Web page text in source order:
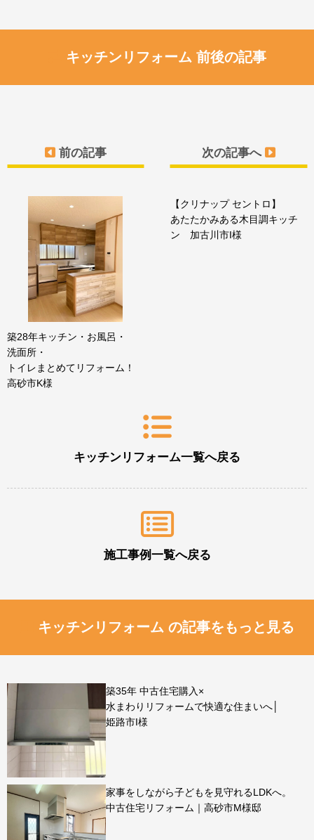
キッチンリフォーム 前後の記事
前の記事
築28年キッチン・お風呂・
洗面所・
トイレまとめてリフォーム！
高砂市K様
キッチンリフォーム一覧へ戻る
施工事例一覧へ戻る
次の記事へ
【クリナップ セントロ】
あたたかみある木目調キッチ
ン 加古川市I様
キッチンリフォーム の記事をもっと見る
築35年 中古住宅購入×
水まわりリフォームで快適な住まいへ│
姫路市I様
家事をしながら子どもを見守れるLDKへ。
中古住宅リフォーム｜高砂市M様邸